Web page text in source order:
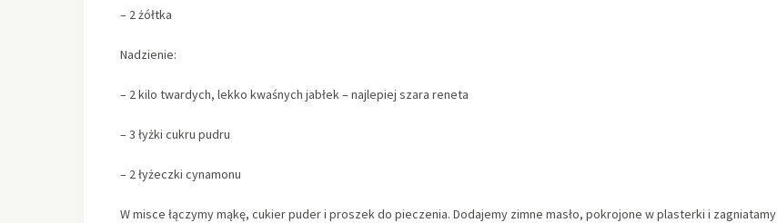
– 2 żółtka
Nadzienie:
– 2 kilo twardych, lekko kwaśnych jabłek – najlepiej szara reneta
– 3 łyżki cukru pudru
– 2 łyżeczki cynamonu
W misce łączymy mąkę, cukier puder i proszek do pieczenia. Dodajemy zimne masło, pokrojone w plasterki i zagniatamy